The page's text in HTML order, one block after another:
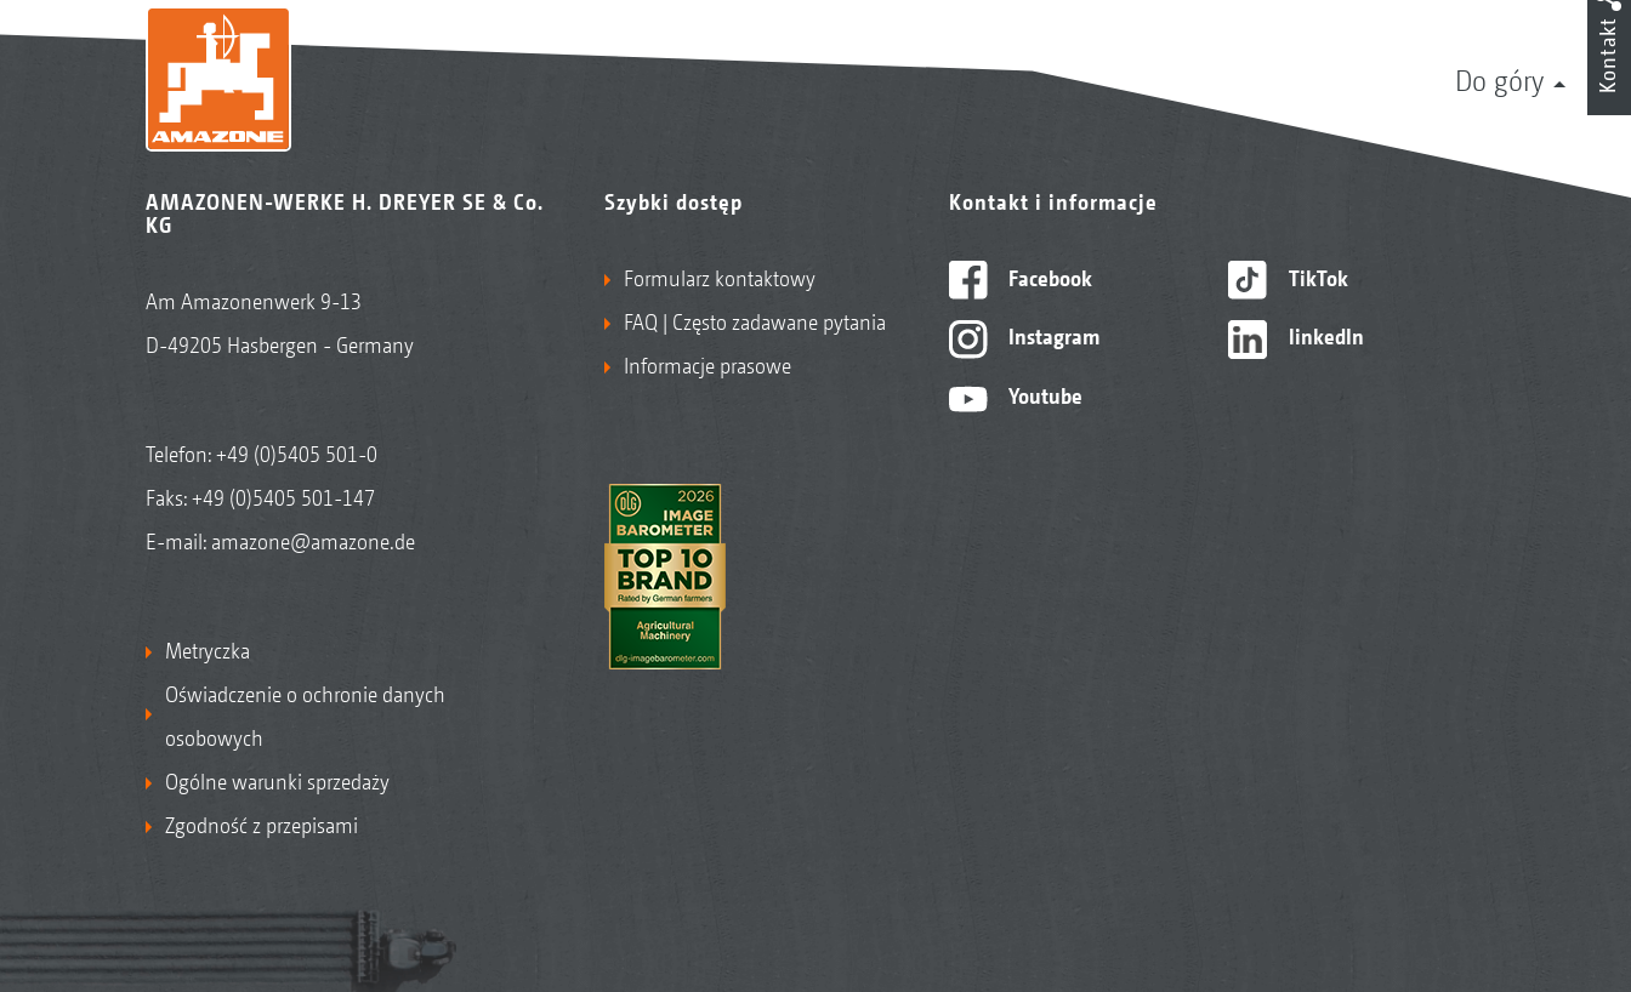
Do góry
AMAZONEN-WERKE H. DREYER SE & Co.
KG
Am Amazonenwerk 9-13
D-49205 Hasbergen - Germany
Telefon:+49 (0)5405 501-0
Faks: +49 (0)5405 501-147
E-mail: amazone@amazone.de
Metryczka
Oświadczenie o ochronie danych
osobowych
Ogólne warunki sprzedaży
Zgodność z przepisami
Szybki dostęp
Formularz kontaktowy
FAQ | Często zadawane pytania
Informacje prasowe
Kontakt i informacje
Facebook
Instagram
Youtube
TikTok
linkedIn
Kontakt